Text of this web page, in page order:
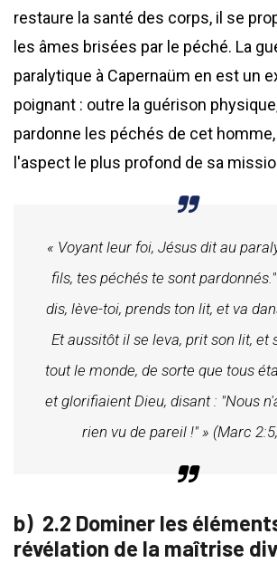
restaure la santé des corps, il se
les âmes brisées par le péché. La
paralytique à Capernaüm en est un
poignant : outre la guérison
pardonne les péchés de cet
l'aspect le plus profond de sa
« Voyant leur foi, Jésus dit au
fils, tes péchés te sont
dis, lève-toi, prends ton lit, et va
Et aussitôt il se leva, prit son lit, et
tout le monde, de sorte que tous
et glorifiaient Dieu, disant : "Nous
rien vu de pareil !" » (Marc
2.2 Dominer les
révélation de la maîtrise